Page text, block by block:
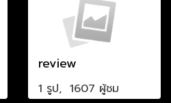
review
1 รูป, 1607 ผู้ชม